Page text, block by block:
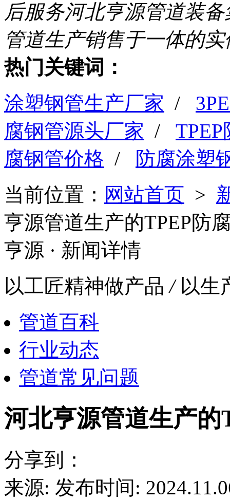
后服务河北亨源管道装
管道生产销售于一体的
热门关键词：
涂塑钢管生产厂家 /
腐钢管源头厂家 /
腐钢管价格 /
防腐涂塑
当前位置： 网站首页 >
亨源管道生产的TPEP防
亨源 · 新闻详情
以工匠精神做产品/以生
管道百科
行业动态
管道常见问题
河北亨源管道生产
分享到：
来源: 发布时间: